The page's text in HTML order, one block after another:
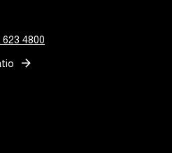
623 4800
arrow_forward